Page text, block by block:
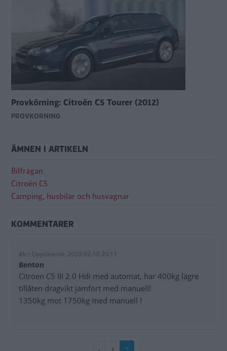
Provkörning: Citroën C5 Tourer (2012)
PROVKÖRNING
ÄMNEN I ARTIKELN
Bilfrågan
Citroën C5
Camping, husbilar och husvagnar
KOMMENTARER
#b • Uppdaterat: 2020-02-10 20:11
Benton
Citroen C5 III 2.0 Hdi med automat, har 400kg lägre
tillåten dragvikt jämfört med manuell!
1350kg mot 1750kg med manuell !